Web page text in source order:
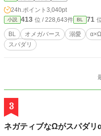
能に負けただけ。こ
に必死の言い訳
貪り合ったあの夜。 うなじに深く牙を突き立て
「番」の印を刻
公、一ノ瀬瑠生の両親の話
酒・喫煙などの
24h.ポイント 3,040pt
小説 413 位 / 228,643件 BL 71
BL オメガバース 溺愛 α×Ω
スパダリ
3
ネガティブなΩがスパダリ